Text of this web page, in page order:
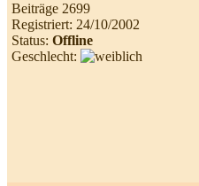
Beiträge 2699
Registriert: 24/10/2002
Status: Offline
Geschlecht: